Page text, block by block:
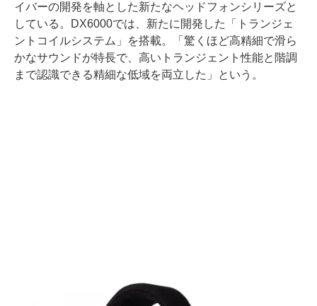
イバーの開発を軸とした新たなヘッドフォンシリーズと
している。DX6000では、新たに開発した「トランジェ
ントコイルシステム」を搭載。「驚くほど高精細で滑ら
かなサウンドが特長で、高いトランジェント性能と階調
まで認識できる精細な低域を両立した」という。